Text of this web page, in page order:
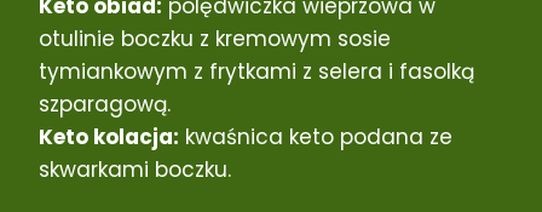
Keto obiad: polędwiczka wieprzowa w
otulinie boczku z kremowym sosie
tymiankowym z frytkami z selera i fasolką
szparagową.
Keto kolacja: kwaśnica keto podana ze
skwarkami boczku.